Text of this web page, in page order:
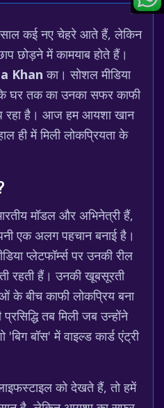
साल कई नए चेहरे आते हैं, लेकिन
छोड़ने में कामयाब होते हैं।
Khan का। सोशल मीडिया
घर तक का उनका सफर काफी
रहा है। आज हम आयशा खान
ही में मिली लोकप्रियता के
मॉडल और अभिनेत्री हैं,
एक अलग पहचान बनाई है।
प्लेटफॉर्म्स पर उनकी रील
रहती हैं। उनकी खूबसूरती
के बीच काफी लोकप्रिय बना
तब मिली जब उन्होंने
बॉस' में वाइल्ड कार्ड एंट्री
को देखते हैं, तो हमें